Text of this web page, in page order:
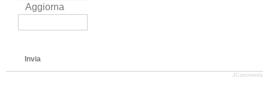
Aggiorna
Invia
JComments